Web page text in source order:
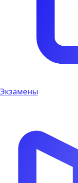
Экзамены